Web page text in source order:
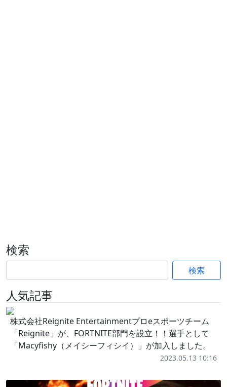
検索
検索
人気記事
株式会社Reignite Entertainmentプロeスポーツチーム
「Reignite」が、FORTNITE部門を設立！！選手として
「Macyfishy（メイシーフィシイ）」が加入しました。
2023.05.13 10:16